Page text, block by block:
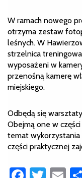
W ramach nowego
otrzyma zestaw
leśnych. W
strzelnica
wyposażeni w
przenośną kamerę
miejskiego.
Odbędą się
Obejmą one w
temat
części praktycznej